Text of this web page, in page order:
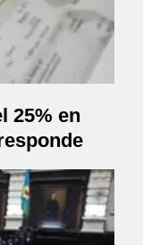
25% en